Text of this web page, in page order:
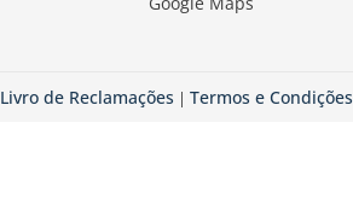
Livro de Reclamações | Termos e Condições